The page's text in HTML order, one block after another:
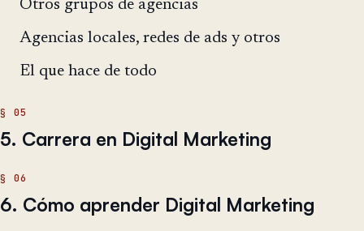
Otros grupos de agencias
Agencias locales, redes de ads y otros
El que hace de todo
5. Carrera en Digital Marketing
6. Cómo aprender Digital Marketing